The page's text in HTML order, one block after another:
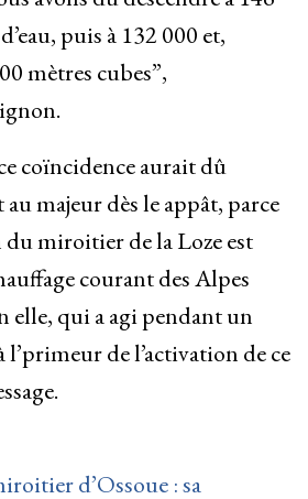
puis à 132 000 et,
mètres cubes”,
coïncidence aurait dû
majeur dès le appât, parce
miroitier de la Loze est
courant des Alpes
elle, qui a agi pendant un
l’primeur de l’activation de ce
d’Ossoue : sa